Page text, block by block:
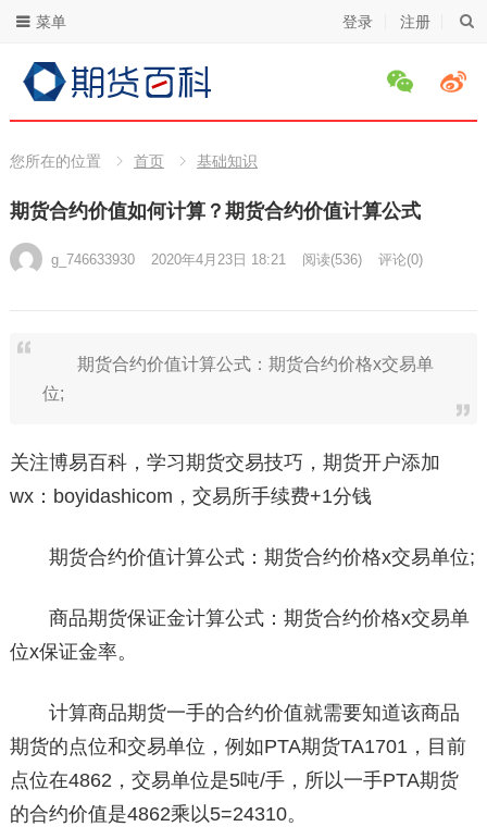
登录 注册
菜单
您所在的位置 首页 基础知识
期货合约价值如何计算？期货合约价值计算公式
g_746633930 2020年4月23日 18:21 阅读(536) 评论(0)
期货合约价值计算公式：期货合约价格x交易单
位;
关注博易百科，学习期货交易技巧，期货开户添加
wx：boyidashicom，交易所手续费+1分钱
期货合约价值计算公式：期货合约价格x交易单位;
商品期货保证金计算公式：期货合约价格x交易单
位x保证金率。
计算商品期货一手的合约价值就需要知道该商品
期货的点位和交易单位，例如PTA期货TA1701，目前
点位在4862，交易单位是5吨/手，所以一手PTA期货
的合约价值是4862乘以5=24310。